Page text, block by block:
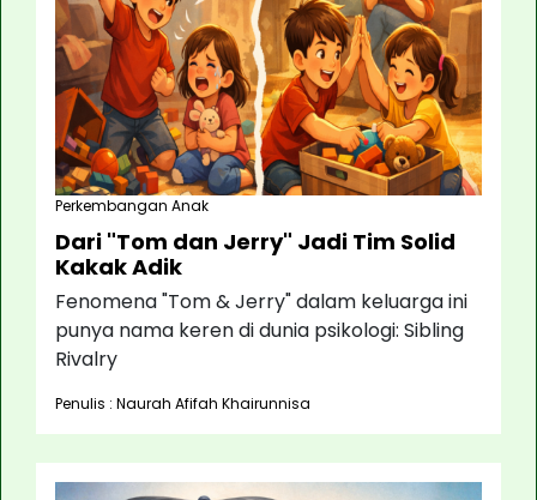
Perkembangan Anak
Dari "Tom dan Jerry" Jadi Tim Solid
Kakak Adik
Fenomena "Tom & Jerry" dalam keluarga ini
punya nama keren di dunia psikologi: Sibling
Rivalry
Penulis : Naurah Afifah Khairunnisa